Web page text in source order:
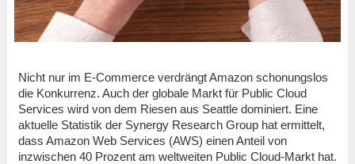
Nicht nur im E-Commerce verdrängt Amazon schonungslos
die Konkurrenz. Auch der globale Markt für Public Cloud
Services wird von dem Riesen aus Seattle dominiert. Eine
aktuelle Statistik der Synergy Research Group hat ermittelt,
dass Amazon Web Services (AWS) einen Anteil von
inzwischen 40 Prozent am weltweiten Public Cloud-Markt hat.